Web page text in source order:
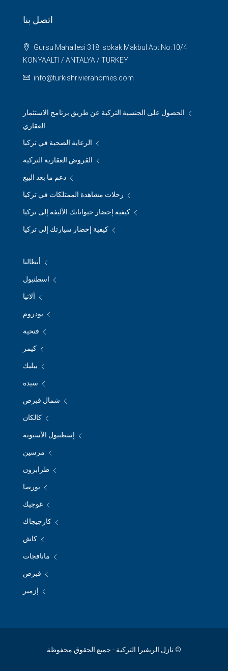
اتصل بنا
Gursu Mahallesi 318. sokak Makbul Apt.No:10/4
KONYAALTI / ANTALYA / TURKEY
info@turkishrivierahomes.com
الحصول على الجنسية التركية عن طريق برنامج الاستثمار
العقاري
الرعاية الصحية في تركيا
القروض العقارية التركية
دعم ما بعد البيع
رحلات مشاهدة الممتلكات في تركيا
كيفية إحضار حيواناتك الأليفة إلى تركيا
كيفية إحضار سيارتك إلى تركيا
أنطاليا
اسطنبول
ألانيا
بودروم
فتحية
كيمر
بيليك
سيده
شمال قبرص
كالكان
إسطنبول الأسيوية
مرسين
طرابزون
بورصا
غوجيك
كارجيجاك
كاش
مانافجات
قبرص
إزمير
© نازل الريفيرا التركية - جميع الحقوق محفوظة